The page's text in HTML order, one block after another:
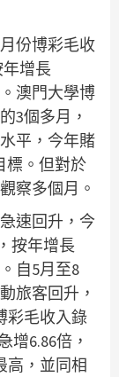
份博彩毛收
增長
澳門大學博
3個多月，
平，今年賭
標。但對於
察多個月。
速回升，今
按年增長
自5月至8
旅客回升，
彩毛收入錄
增6.86倍，
高，並同相